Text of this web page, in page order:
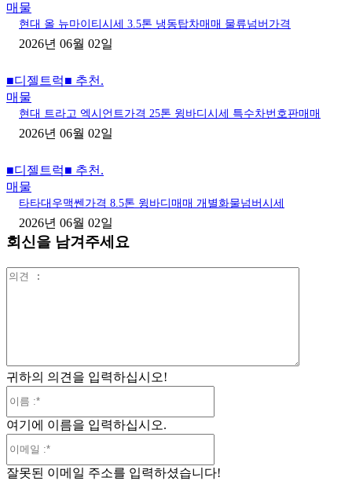
매물
현대 올 뉴마이티시세 3.5톤 냉동탑차매매 물류넘버가격
2026년 06월 02일
■디젤트럭■ 추천.
매물
현대 트라고 엑시언트가격 25톤 윙바디시세 특수차번호판매매
2026년 06월 02일
■디젤트럭■ 추천.
매물
타타대우맥쎈가격 8.5톤 윙바디매매 개별화물넘버시세
2026년 06월 02일
회신을 남겨주세요
귀하의 의견을 입력하십시오!
여기에 이름을 입력하십시오.
일
잘못된 이메일 주소를 입력하셨습니다!